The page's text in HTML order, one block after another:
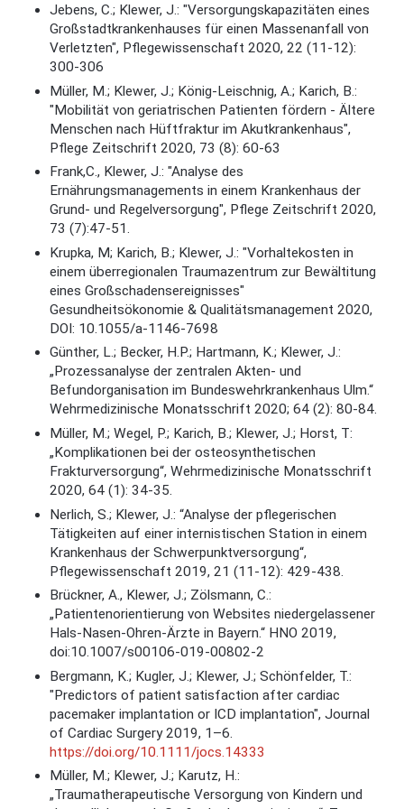
Jebens, C.; Klewer, J.: "Versorgungskapazitäten eines
Großstadtkrankenhauses für einen Massenanfall von
Verletzten", Pflegewissenschaft 2020, 22 (11-12):
300-306
Müller, M.; Klewer, J.; König-Leischnig, A.; Karich, B.:
"Mobilität von geriatrischen Patienten fördern - Ältere
Menschen nach Hüftfraktur im Akutkrankenhaus",
Pflege Zeitschrift 2020, 73 (8): 60-63
Frank,C., Klewer, J.: "Analyse des
Ernährungsmanagements in einem Krankenhaus der
Grund- und Regelversorgung", Pflege Zeitschrift 2020,
73 (7):47-51.
Krupka, M; Karich, B.; Klewer, J.: "Vorhaltekosten in
einem überregionalen Traumazentrum zur Bewältitung
eines Großschadensereignisses"
Gesundheitsökonomie & Qualitätsmanagement 2020,
DOI: 10.1055/a-1146-7698
Günther, L.; Becker, H.P.; Hartmann, K.; Klewer, J.:
„Prozessanalyse der zentralen Akten- und
Befundorganisation im Bundeswehrkrankenhaus Ulm.“
Wehrmedizinische Monatsschrift 2020; 64 (2): 80-84.
Müller, M.; Wegel, P.; Karich, B.; Klewer, J.; Horst, T:
„Komplikationen bei der osteosynthetischen
Frakturversorgung“, Wehrmedizinische Monatsschrift
2020, 64 (1): 34-35.
Nerlich, S.; Klewer, J.: “Analyse der pflegerischen
Tätigkeiten auf einer internistischen Station in einem
Krankenhaus der Schwerpunktversorgung“,
Pflegewissenschaft 2019, 21 (11-12): 429-438.
Brückner, A., Klewer, J.; Zölsmann, C.:
„Patientenorientierung von Websites niedergelassener
Hals-Nasen-Ohren-Ärzte in Bayern.“ HNO 2019,
doi:10.1007/s00106-019-00802-2
Bergmann, K.; Kugler, J.; Klewer, J.; Schönfelder, T.:
"Predictors of patient satisfaction after cardiac
pacemaker implantation or ICD implantation", Journal
of Cardiac Surgery 2019, 1–6.
https://doi.org/10.1111/jocs.14333
Müller, M.; Klewer, J.; Karutz, H.:
„Traumatherapeutische Versorgung von Kindern und